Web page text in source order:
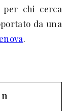
per chi cerca
da una
.